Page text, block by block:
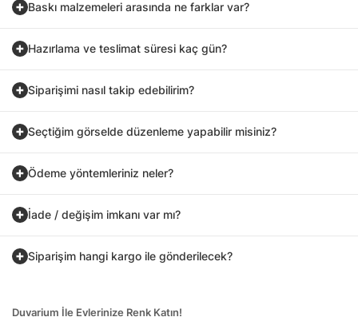
Baskı malzemeleri arasında ne farklar var?
Hazırlama ve teslimat süresi kaç gün?
Siparişimi nasıl takip edebilirim?
Seçtiğim görselde düzenleme yapabilir misiniz?
Ödeme yöntemleriniz neler?
İade / değişim imkanı var mı?
Siparişim hangi kargo ile gönderilecek?
Duvarium İle Evlerinize Renk Katın!